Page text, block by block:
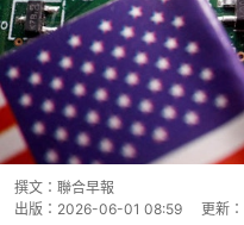
撰文： 聯合早報
出版： 2026-06-01 08:59 更新：